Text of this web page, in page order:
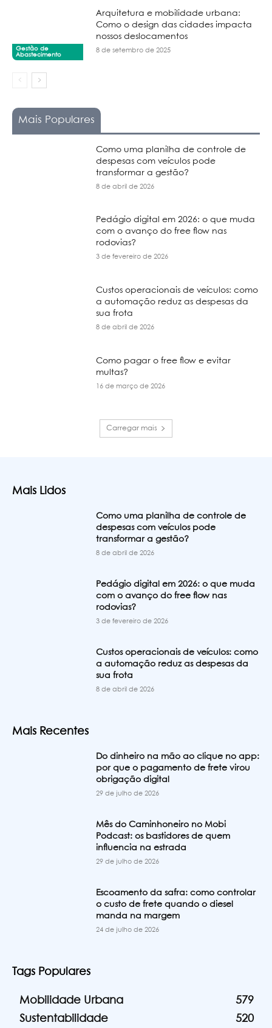
Gestão de
Abastecimento
Arquitetura e mobilidade urbana:
Como o design das cidades impacta
nossos deslocamentos
8 de setembro de 2025
Mais Populares
Como uma planilha de controle de
despesas com veículos pode
transformar a gestão?
8 de abril de 2026
Pedágio digital em 2026: o que muda
com o avanço do free flow nas
rodovias?
3 de fevereiro de 2026
Custos operacionais de veículos: como
a automação reduz as despesas da
sua frota
8 de abril de 2026
Como pagar o free flow e evitar
multas?
16 de março de 2026
Carregar mais
Mais Lidos
Como uma planilha de controle de
despesas com veículos pode
transformar a gestão?
8 de abril de 2026
Pedágio digital em 2026: o que muda
com o avanço do free flow nas
rodovias?
3 de fevereiro de 2026
Custos operacionais de veículos: como
a automação reduz as despesas da
sua frota
8 de abril de 2026
Mais Recentes
Do dinheiro na mão ao clique no app:
por que o pagamento de frete virou
obrigação digital
29 de julho de 2026
Mês do Caminhoneiro no Mobi
Podcast: os bastidores de quem
influencia na estrada
29 de julho de 2026
Escoamento da safra: como controlar
o custo de frete quando o diesel
manda na margem
24 de julho de 2026
Tags Populares
Mobilidade Urbana
579
Sustentabilidade
520